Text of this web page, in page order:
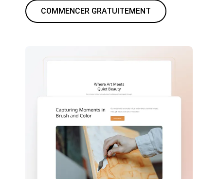
COMMENCER GRATUITEMENT